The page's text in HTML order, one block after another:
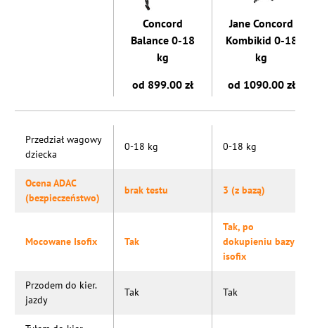
Concord
Balance 0-18
kg
Jane Concord
Kombikid 0-18
kg
od 899.00 zł
od 1090.00 zł
Przedział wagowy
dziecka
0-18 kg 0-18 kg
Ocena ADAC
(bezpieczeństwo)
brak testu 3 (z bazą)
Mocowane Isofix Tak
Tak, po
dokupieniu bazy
isofix
Przodem do kier.
jazdy
Tak Tak